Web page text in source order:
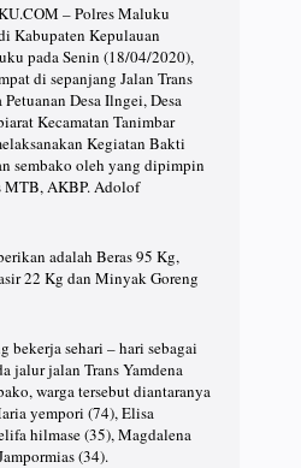
– Polres Maluku
Kabupaten Kepulauan
pada Senin (18/04/2020),
di sepanjang Jalan Trans
Desa Ilngei, Desa
Kecamatan Tanimbar
Kegiatan Bakti
sembako oleh yang dipimpin
MTB, AKBP. Adolof
adalah Beras 95 Kg,
22 Kg dan Minyak Goreng
bekerja sehari – hari sebagai
jalur jalan Trans Yamdena
warga tersebut diantaranya
yempori (74), Elisa
hilmase (35), Magdalena
(34).